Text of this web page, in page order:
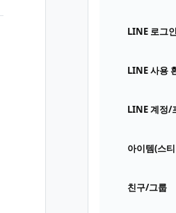
LINE 로그
LINE 사용
LINE 계정/
아이템(스
친구/그룹